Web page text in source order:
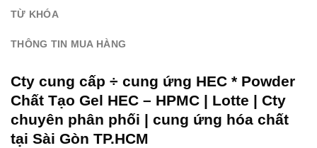
TỪ KHÓA
THÔNG TIN MUA HÀNG
Cty cung cấp ÷ cung ứng HEC * Powder
Chất Tạo Gel HEC – HPMC | Lotte | Cty
chuyên phân phối | cung ứng hóa chất
tại Sài Gòn TP.HCM